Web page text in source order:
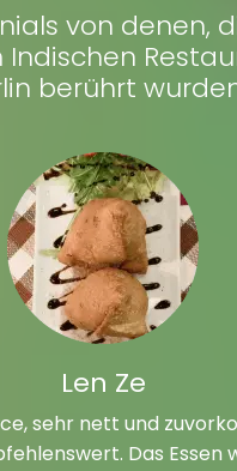
von denen,
Indischen
berührt
Len Ze
sehr nett und
Das Essen